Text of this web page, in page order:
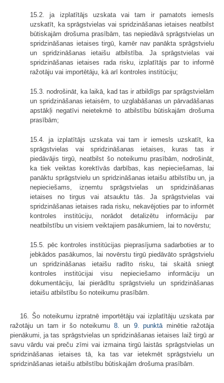
15.2. ja izplatītājs uzskata vai tam ir pamatots iemesls
uzskatīt, ka sprāgstvielas vai spridzināšanas ietaises neatbilst
būtiskajām drošuma prasībām, tas nepiedāvā sprāgstvielas un
spridzināšanas ietaises tirgū, kamēr nav panākta sprāgstvielu
un spridzināšanas ietaišu atbilstība. Ja sprāgstvielas vai
spridzināšanas ietaises rada risku, izplatītājs par to informē
ražotāju vai importētāju, kā arī kontroles institūciju;
15.3. nodrošināt, ka laikā, kad tas ir atbildīgs par sprāgstvielām
un spridzināšanas ietaisēm, to uzglabāšanas un pārvadāšanas
apstākļi negatīvi neietekmē to atbilstību būtiskajām drošuma
prasībām;
15.4. ja izplatītājs uzskata vai tam ir iemesls uzskatīt, ka
sprāgstvielas vai spridzināšanas ietaises, kuras tas ir
piedāvājis tirgū, neatbilst šo noteikumu prasībām, nodrošināt,
ka tiek veiktas korektīvās darbības, kas nepieciešamas, lai
panāktu sprāgstvielu un spridzināšanas ietaišu atbilstību un, ja
nepieciešams, izņemtu sprāgstvielas un spridzināšanas
ietaises no tirgus vai atsauktu tās. Ja sprāgstvielas vai
spridzināšanas ietaises rada risku, nekavējoties par to informēt
kontroles institūciju, norādot detalizētu informāciju par
neatbilstību un visiem veiktajiem pasākumiem, lai to novērstu;
15.5. pēc kontroles institūcijas pieprasījuma sadarboties ar to
jebkādos pasākumos, lai novērstu tirgū piedāvāto sprāgstvielu
un spridzināšanas ietaišu radīto risku, tai skaitā sniegt
kontroles institūcijai visu nepieciešamo informāciju un
dokumentāciju, lai pierādītu sprāgstvielu un spridzināšanas
ietaišu atbilstību šo noteikumu prasībām.
16. Šo noteikumu izpratnē importētāju vai izplatītāju uzskata par
ražotāju un tam ir šo noteikumu 8.un 9. punktāminētie ražotāja
pienākumi, ja tas sprāgstvielas un spridzināšanas ietaises laiž tirgū ar
savu vārdu vai preču zīmi vai izmaina tirgū laistās sprāgstvielas un
spridzināšanas ietaises tā, ka tas var ietekmēt sprāgstvielu un
spridzināšanas ietaišu atbilstību būtiskajām drošuma prasībām.